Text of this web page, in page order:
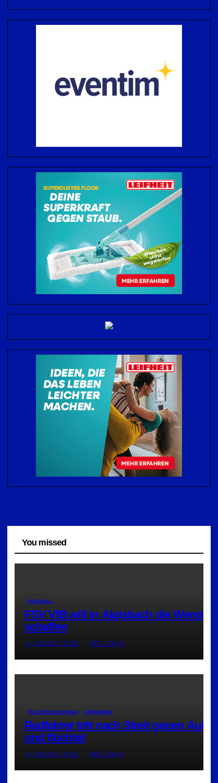
You missed
FUSSBALL
FSV VfB will in Aiglsbach die Wende
schaffen
6. AUGUST 2026 RED_RA24
POLIZEIMELDUNGEN STRAUBING
Radfahrer tritt nach Streit gegen Auto
und flüchtet
6. AUGUST 2026 RED_RA24